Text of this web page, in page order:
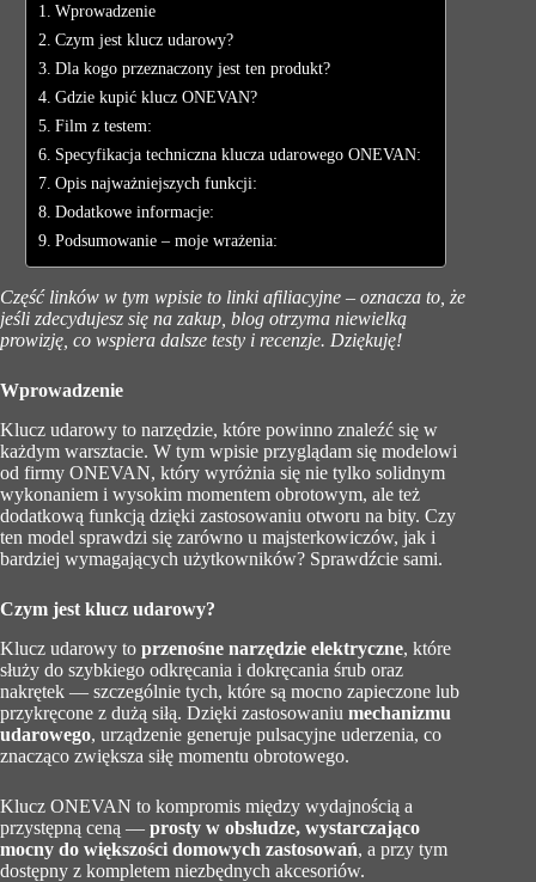
Wprowadzenie
Czym jest klucz udarowy?
Dla kogo przeznaczony jest ten produkt?
Gdzie kupić klucz ONEVAN?
Film z testem:
Specyfikacja techniczna klucza udarowego ONEVAN:
Opis najważniejszych funkcji:
Dodatkowe informacje:
Podsumowanie – moje wrażenia:
Część linków w tym wpisie to linki afiliacyjne – oznacza to, że
jeśli zdecydujesz się na zakup, blog otrzyma niewielką
prowizję, co wspiera dalsze testy i recenzje. Dziękuję!
Wprowadzenie
Klucz udarowy to narzędzie, które powinno znaleźć się w
każdym warsztacie. W tym wpisie przyglądam się modelowi
od firmy ONEVAN, który wyróżnia się nie tylko solidnym
wykonaniem i wysokim momentem obrotowym, ale też
dodatkową funkcją dzięki zastosowaniu otworu na bity. Czy
ten model sprawdzi się zarówno u majsterkowiczów, jak i
bardziej wymagających użytkowników? Sprawdźcie sami.
Czym jest klucz udarowy?
Klucz udarowy to przenośne narzędzie elektryczne, które
służy do szybkiego odkręcania i dokręcania śrub oraz
nakrętek — szczególnie tych, które są mocno zapieczone lub
przykręcone z dużą siłą. Dzięki zastosowaniu mechanizmu
udarowego, urządzenie generuje pulsacyjne uderzenia, co
znacząco zwiększa siłę momentu obrotowego.
Klucz ONEVAN to kompromis między wydajnością a
przystępną ceną — prosty w obsłudze, wystarczająco
mocny do większości domowych zastosowań, a przy tym
dostępny z kompletem niezbędnych akcesoriów.